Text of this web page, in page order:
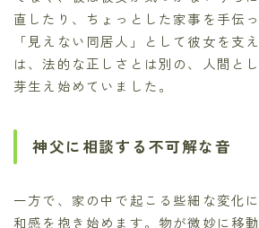
直したり、ちょっとした家事を手伝
「見えない同居人」として彼女を支
は、法的な正しさとは別の、人間と
芽生え始めていました。
神父に相談する不可解な音
一方で、家の中で起こる些細な変化
和感を抱き始めます。物が微妙に移